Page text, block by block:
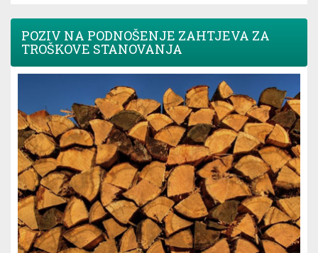
POZIV NA PODNOŠENJE ZAHTJEVA ZA
TROŠKOVE STANOVANJA